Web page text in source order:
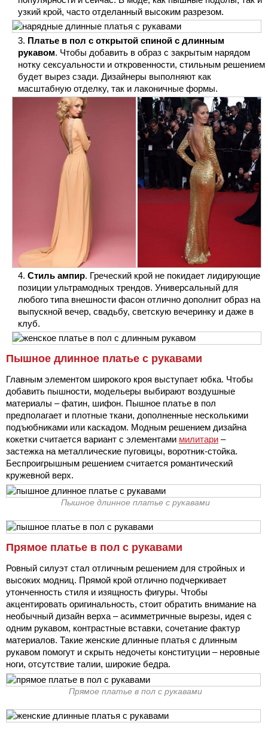
узкий крой, часто отделанный высоким разрезом.
Платье в пол с открытой спиной с длинным
рукавом. Чтобы добавить в образ с закрытым нарядом
нотку сексуальности и откровенности, стильным решением
будет вырез сзади. Дизайнеры выполняют как
масштабную отделку, так и лаконичные формы.
Стиль ампир. Греческий крой не покидает лидирующие
позиции ультрамодных трендов. Универсальный для
любого типа внешности фасон отлично дополнит образ на
выпускной вечер, свадьбу, светскую вечеринку и даже в
клуб.
Пышное длинное платье с рукавами
Главным элементом широкого кроя выступает юбка. Чтобы
добавить пышности, модельеры выбирают воздушные
материалы – фатин, шифон. Пышное платье в пол
предполагает и плотные ткани, дополненные несколькими
подъюбниками или каскадом. Модным решением дизайна
кокетки считается вариант с элементами милитари –
застежка на металлические пуговицы, воротник-стойка.
Беспроигрышным решением считается романтический
кружевной верх.
Пышное длинное платье с рукавами
Прямое платье в пол с рукавами
Ровный силуэт стал отличным решением для стройных и
высоких модниц. Прямой крой отлично подчеркивает
утонченность стиля и изящность фигуры. Чтобы
акцентировать оригинальность, стоит обратить внимание на
необычный дизайн верха – асимметричные вырезы, идея с
одним рукавом, контрастные вставки, сочетание фактур
материалов. Такие женские длинные платья с длинным
рукавом помогут и скрыть недочеты конституции – неровные
ноги, отсутствие талии, широкие бедра.
Прямое платье в пол с рукавами